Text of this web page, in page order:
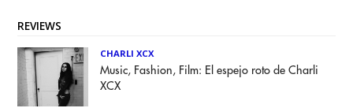
REVIEWS
CHARLI XCX
Music, Fashion, Film: El espejo roto de Charli
XCX